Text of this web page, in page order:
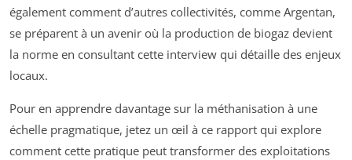
également comment d’autres collectivités, comme Argentan,
se préparent à un avenir où la production de biogaz devient
la norme en consultant cette interview qui détaille des enjeux
locaux.
Pour en apprendre davantage sur la méthanisation à une
échelle pragmatique, jetez un œil à ce rapport qui explore
comment cette pratique peut transformer des exploitations